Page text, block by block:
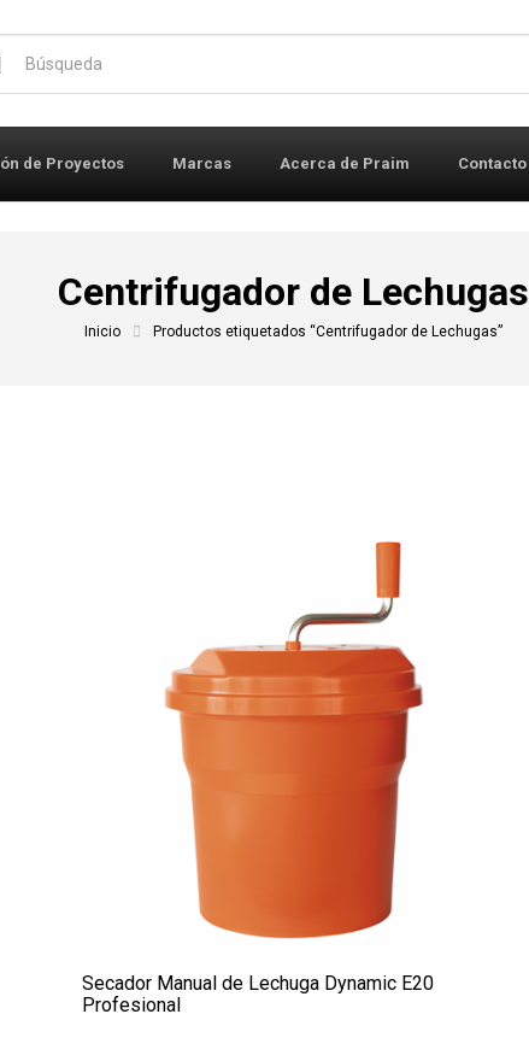
de Proyectos Marcas Acerca de Praim Contacto
Centrifugador de Lechugas
Inicio Productos etiquetados “Centrifugador de Lechugas”
Secador Manual de Lechuga Dynamic E20
Profesional